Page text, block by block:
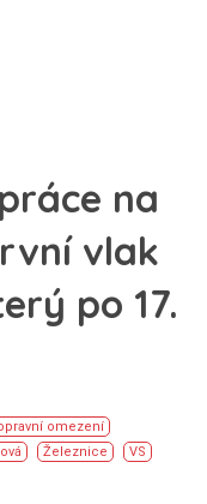
na
vlak
po 17.
omezení
Železnice VS